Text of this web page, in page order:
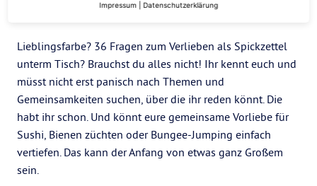
Lieblingsfarbe? 36 Fragen zum Verlieben als Spickzettel
unterm Tisch? Brauchst du alles nicht! Ihr kennt euch und
müsst nicht erst panisch nach Themen und
Gemeinsamkeiten suchen, über die ihr reden könnt. Die
habt ihr schon. Und könnt eure gemeinsame Vorliebe für
Sushi, Bienen züchten oder Bungee-Jumping einfach
vertiefen. Das kann der Anfang von etwas ganz Großem
sein.
Impressum Datenschutzerklärung